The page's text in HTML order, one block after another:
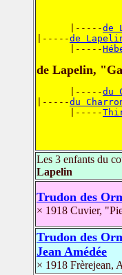
      |-----
de
|-----de
      |-----
de Lapelin,
      |-----
du
|-----du
      |-----
Les 3 enfants du
Lapelin
Trudon des
× 1918 Cuvier,
Trudon des
Jean Amédée
× 1918 Frèrejean,